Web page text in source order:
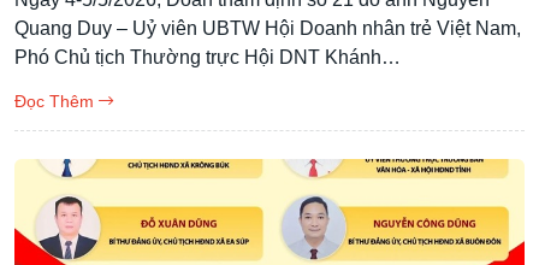
Quang Duy – Uỷ viên UBTW Hội Doanh nhân trẻ Việt Nam,
Phó Chủ tịch Thường trực Hội DNT Khánh…
Đọc Thêm